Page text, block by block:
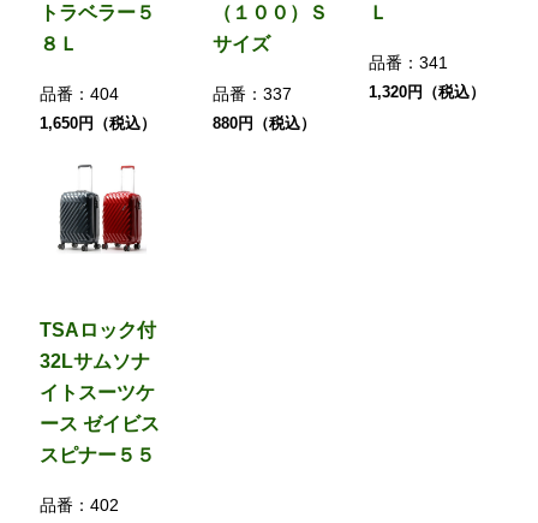
トラベラー５
８Ｌ
品番： 404
1,650円（税込）
（１００）Ｓ
サイズ
品番：337
880円（税込）
Ｌ
品番：341
1,320円（税込）
TSAロック付
32Lサムソナ
イトスーツケ
ース ゼイビス
スピナー５５
品番： 402